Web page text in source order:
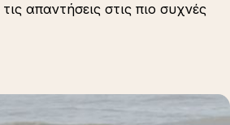
απαντήσεις στις πιο συχνές